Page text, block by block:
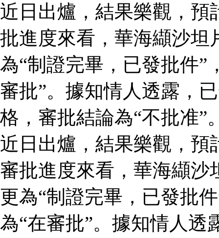
近日出爐，結果樂觀，
批進度來看，華海纈沙坦
為“制證完畢，已發批件”
審批”。據知情人透露，
格，審批結論為“不批准”
近日出爐，結果樂觀，
審批進度來看，華海纈沙
更為“制證完畢，已發批
為“在審批”。據知情人透